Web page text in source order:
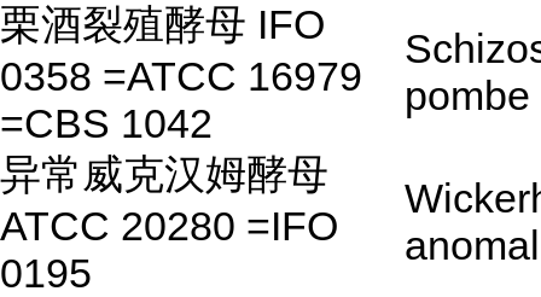
栗酒裂殖酵母 IFO
0358 =ATCC 16979
=CBS 1042
pombe
异常威克汉姆酵母
ATCC 20280 =IFO
0195